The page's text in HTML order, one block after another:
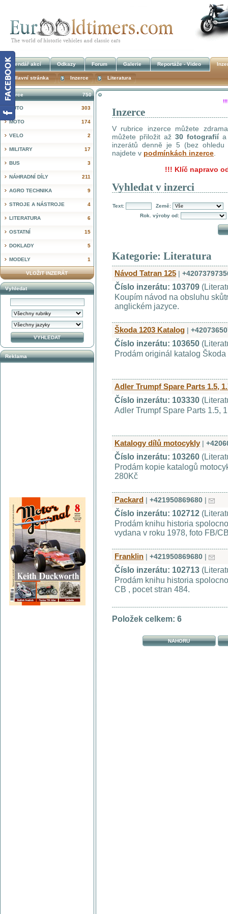
Inzerce
V rubrice inzerce můžete
můžete přiložit až 30 fotografiía
inzerátů denně je 5 (bez
najdete v podmínkách inzerce
!!! Klíč napravo
Vyhledat v inzerci
Text:
Země:
Rok. výroby od:
Kategorie: Literatura
Návod Tatran 125 |
Číslo inzerátu: 103709
Koupím návod na obsluhu
anglickém jazyce.
Škoda 1203 Katalog |
Číslo inzerátu: 103650
Prodám originál katalog Škoda
Adler Trumpf Spare Parts 1.5,
Číslo inzerátu: 103330
Adler Trumpf Spare Parts 1.5,
Katalogy dílů motocykly |
Číslo inzerátu: 103260
Prodám kopie katalogů
280Kč
Packard | +421950869680 |
Číslo inzerátu: 102712
Prodám knihu historia
vydana v roku 1978, foto FB/
Franklin | +421950869680 |
Číslo inzerátu: 102713
Prodám knihu historia
CB , pocet stran 484.
Položek celkem: 6
NAHORU
750
Inzerce
303
AUTO
174
MOTO
2
VELO
17
MILITARY
3
BUS
211
NÁHRADNÍ DÍLY
9
AGRO TECHNIKA
4
STROJE A NÁSTROJE
6
LITERATURA
15
OSTATNÍ
5
DOKLADY
1
MODELY
VLOŽIT INZERÁT
Vyhledat
Reklama
Kalendář akcí Odkazy Forum Galerie Reportáže - Video
Hlavní stránka Inzerce Literatura